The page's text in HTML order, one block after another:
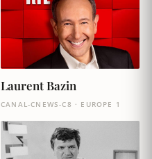
Laurent Bazin
CANAL-CNEWS-C8 · EUROPE 1